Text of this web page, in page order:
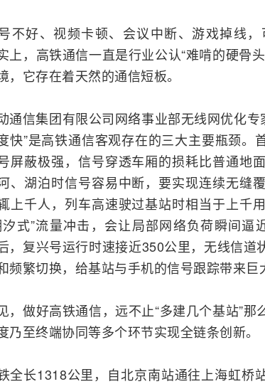
不好、视频卡顿、会议中断、游戏掉线
上，高铁通信一直是行业公认“难啃的硬骨
，它存在着天然的通信短板。
通信集团有限公司网络事业部无线网优化
快”是高铁通信客观存在的三大主要瓶颈。
屏蔽极强，信号穿透车厢的损耗比普通地
、湖泊时信号容易中断，要实现连续无缝
上千人，列车高速驶过基站时相当于上千
汐式”流量冲击，会让局部网络负荷瞬间
，复兴号运行时速接近350公里，无线信道
频繁切换，给基站与手机的信号跟踪带来巨
，做好高铁通信，远不止“多建几个基站”
乃至终端协同等多个环节实现全链条创新。
全长1318公里，自北京南站通往上海虹桥